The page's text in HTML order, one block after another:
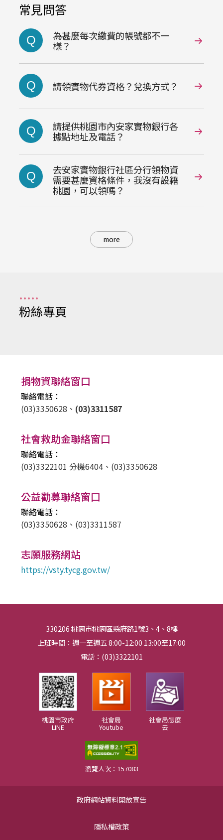
常見問答
Q
為甚麼每次繳費的帳號都不一
樣？
Q 請領實物代券資格？兌換方式？
Q
請提供桃園市內安家實物銀行各
據點地址及電話？
Q
去安家實物銀行社區分行領物資
需要甚麼資格條件，我沒有設籍
桃園，可以領嗎？
more
粉絲專頁
捐物資聯絡窗口
聯絡電話：
(03)3350628、 (03)3311587
社會救助金聯絡窗口
聯絡電話：
(03)3322101 分機6404、 (03)3350628
公益勸募聯絡窗口
聯絡電話：
(03)3350628、 (03)3311587
志願服務網站
https://vsty.tycg.gov.tw/
330206 桃園市桃園區縣府路1號3、4、8樓
上班時間：週一至週五 8:00-12:00 13:00至17:00
電話：(03)3322101
桃園市政府
LINE
社會局
Youtube
社會局怎麼
去
瀏覽人次：157083
政府網站資料開放宣告
隱私權政策